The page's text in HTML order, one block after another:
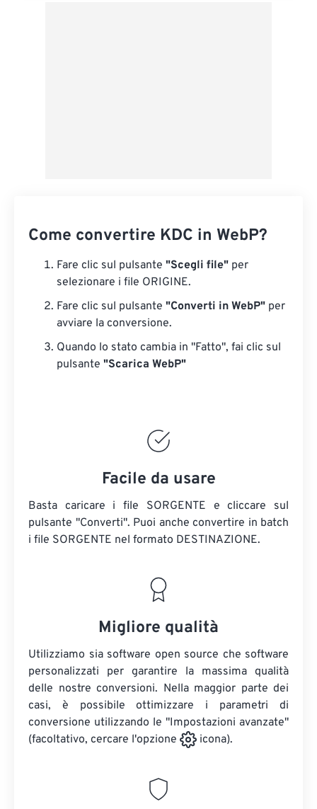
Come convertire KDC in WebP?
Fare clic sul pulsante "Scegli file" per
selezionare i file ORIGINE.
Fare clic sul pulsante "Converti in WebP" per
avviare la conversione.
Quando lo stato cambia in "Fatto", fai clic sul
pulsante "Scarica WebP"
Facile da usare
Basta caricare i file SORGENTE e cliccare sul
pulsante "Converti". Puoi anche convertire in batch
i file SORGENTE nel formato DESTINAZIONE.
Migliore qualità
Utilizziamo sia software open source che software
personalizzati per garantire la massima qualità
delle nostre conversioni. Nella maggior parte dei
casi, è possibile ottimizzare i parametri di
conversione utilizzando le "Impostazioni avanzate"
(facoltativo, cercare l'opzione
icona).